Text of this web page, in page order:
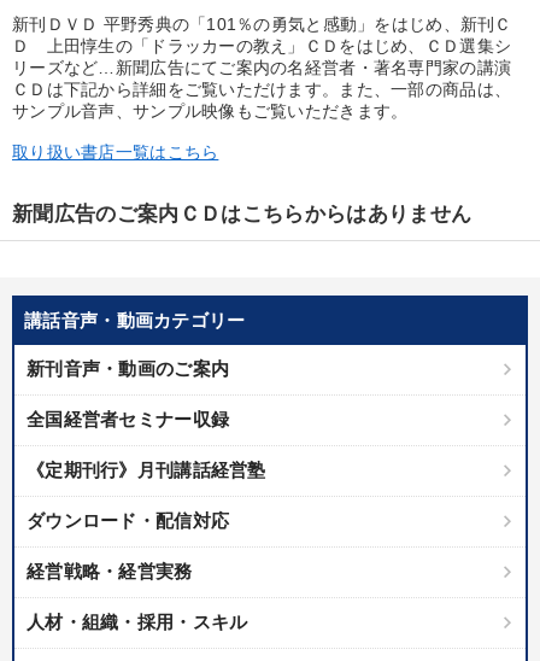
リーダーの器量を学ぶ
テーマ
業種
製造業 卸売・小売・飲食業 建設・不動産業
IT・サービス・金融業 コンサルタント 専門家
講話音声・動画カテゴリー
新刊音声・動画のご案内
全国経営者セミナー収録
《定期刊行》月刊講話経営塾
ダウンロード・配信対応
経営戦略・経営実務
人材・組織・採用・スキル
新刊ＤＶＤ 平野秀典の「101％の勇気と感動」をはじめ、新刊Ｃ
Ｄ 上田惇生の「ドラッカーの教え」ＣＤをはじめ、ＣＤ選集シ
リーズなど…新聞広告にてご案内の名経営者・著名専門家の講演
ＣＤは下記から詳細をご覧いただけます。また、一部の商品は、
サンプル音声、サンプル映像もご覧いただきます。
取り扱い書店一覧はこちら
新聞広告のご案内ＣＤはこちらからはありません